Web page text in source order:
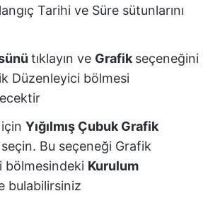
Tarihi ve Süre sütunlarını
tıklayın ve Grafik seçeneğini
Düzenleyici bölmesi
Yığılmış Çubuk Grafik
Bu seçeneği Grafik
bölmesindeki Kurulum
bulabilirsiniz